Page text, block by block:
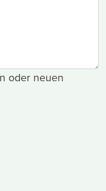
oder neuen